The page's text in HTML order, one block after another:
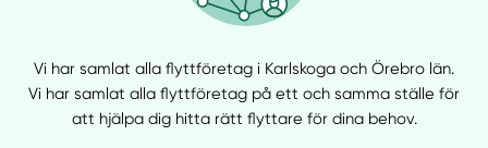
Vi har samlat alla flyttföretag i Karlskoga och Örebro län.
Vi har samlat alla flyttföretag på ett och samma ställe för
att hjälpa dig hitta rätt flyttare för dina behov.